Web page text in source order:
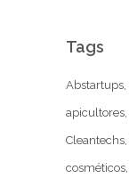
Tags
Abstartups
apicultores
Cleantechs
cosméticos